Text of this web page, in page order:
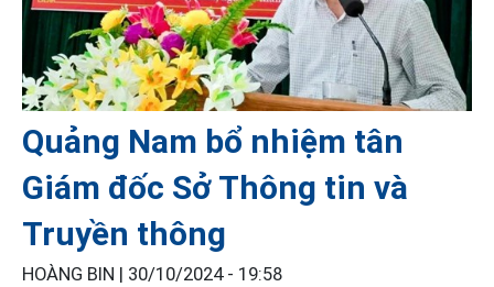
Quảng Nam bổ nhiệm tân
Giám đốc Sở Thông tin và
Truyền thông
HOÀNG BIN | 30/10/2024 - 19:58